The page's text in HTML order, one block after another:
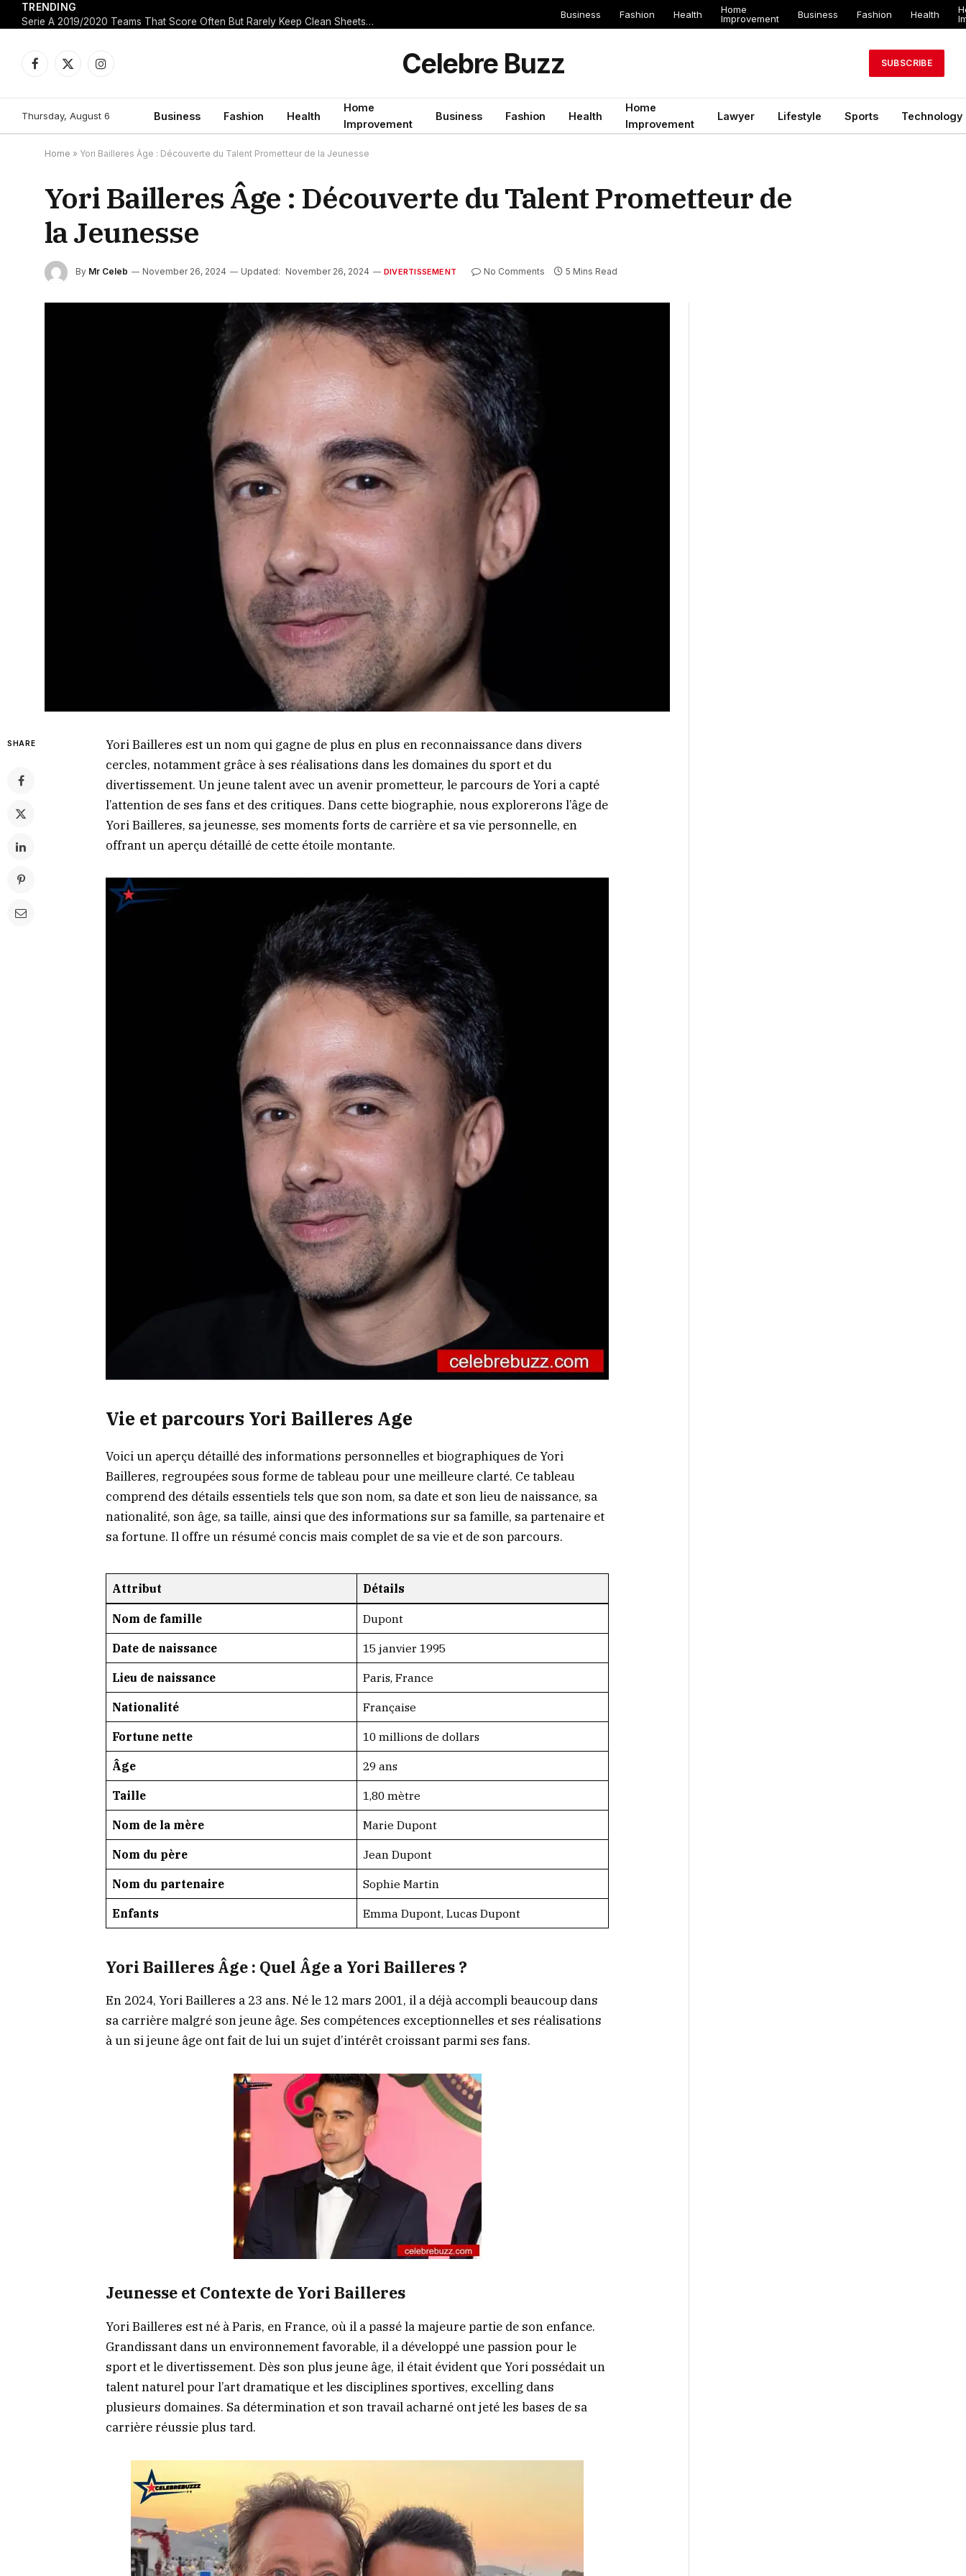
TRENDING
Serie A 2019/2020 Teams That Score Often But Rarely Keep Clean Sheets: Ideal for Both Teams to Score Bets
Business Fashion Health
Home
Improvement
Business Fashion Health
Facebook
X
Instagram Celebre Buzz SUBSCRIBE
Thursday, August 6 Business Fashion Health
Home
Improvement
Business Fashion Health
Home
Improvement
Lawyer Lifestyle Sports Technology
Home » Yori Bailleres Âge : Découverte du Talent Prometteur de la Jeunesse
Yori Bailleres Âge : Découverte du Talent Prometteur de
la Jeunesse
By Mr Celeb November 26, 2024 Updated: November 26, 2024 DIVERTISSEMENT No Comments 5 Mins Read
SHARE
Yori Bailleres est un nom qui gagne de plus en plus en reconnaissance dans divers
cercles, notamment grâce à ses réalisations dans les domaines du sport et du
divertissement. Un jeune talent avec un avenir prometteur, le parcours de Yori a capté
l’attention de ses fans et des critiques. Dans cette biographie, nous explorerons l’âge de
Yori Bailleres, sa jeunesse, ses moments forts de carrière et sa vie personnelle, en
offrant un aperçu détaillé de cette étoile montante.
Vie et parcours Yori Bailleres Age
Voici un aperçu détaillé des informations personnelles et biographiques de Yori
Bailleres, regroupées sous forme de tableau pour une meilleure clarté. Ce tableau
comprend des détails essentiels tels que son nom, sa date et son lieu de naissance, sa
nationalité, son âge, sa taille, ainsi que des informations sur sa famille, sa partenaire et
sa fortune. Il offre un résumé concis mais complet de sa vie et de son parcours.
Attribut Détails
Nom de famille Dupont
Date de naissance 15 janvier 1995
Lieu de naissance Paris, France
Nationalité Française
Fortune nette 10 millions de dollars
Âge 29 ans
Taille 1,80 mètre
Nom de la mère Marie Dupont
Nom du père Jean Dupont
Nom du partenaire Sophie Martin
Enfants Emma Dupont, Lucas Dupont
Yori Bailleres Âge : Quel Âge a Yori Bailleres ?
En 2024, Yori Bailleres a 23 ans. Né le 12 mars 2001, il a déjà accompli beaucoup dans
sa carrière malgré son jeune âge. Ses compétences exceptionnelles et ses réalisations
à un si jeune âge ont fait de lui un sujet d’intérêt croissant parmi ses fans.
Jeunesse et Contexte de Yori Bailleres
Yori Bailleres est né à Paris, en France, où il a passé la majeure partie de son enfance.
Grandissant dans un environnement favorable, il a développé une passion pour le
sport et le divertissement. Dès son plus jeune âge, il était évident que Yori possédait un
talent naturel pour l’art dramatique et les disciplines sportives, excelling dans
plusieurs domaines. Sa détermination et son travail acharné ont jeté les bases de sa
carrière réussie plus tard.